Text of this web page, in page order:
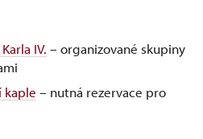
IV. – organizované skupiny
kaple – nutná rezervace pro